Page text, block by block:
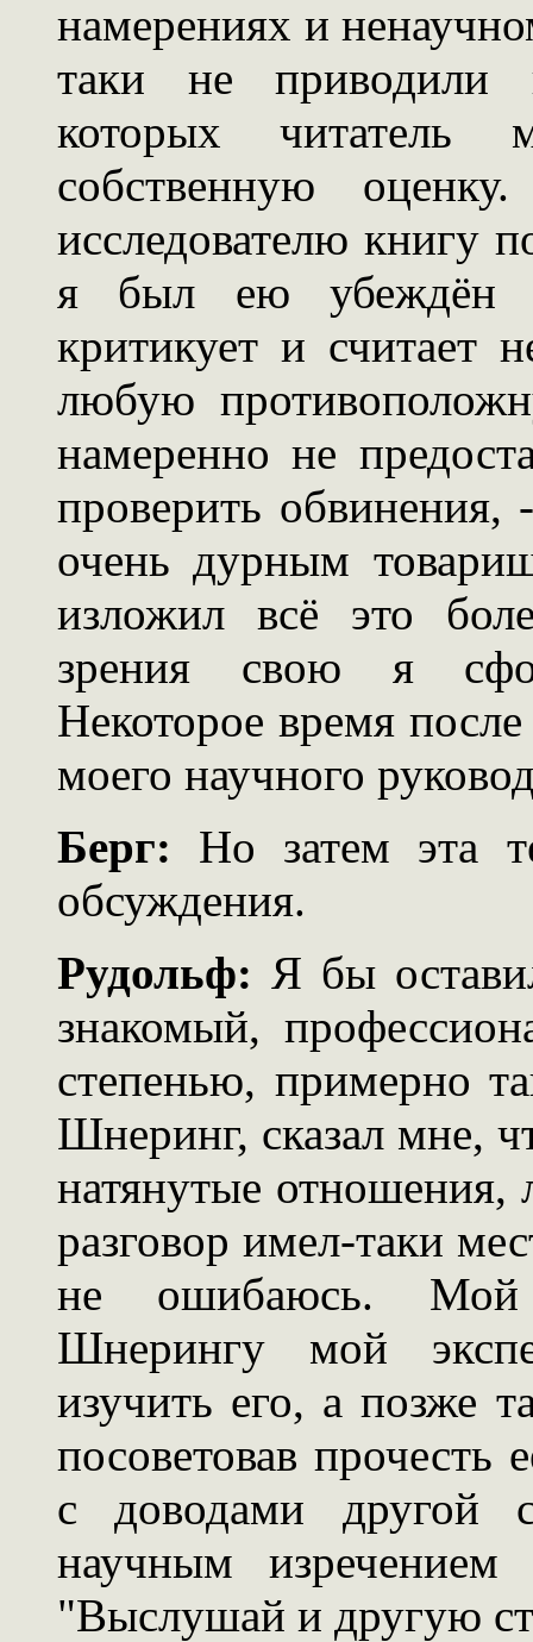
намерениях и
таки не приводили
которых
собственную
исследователю книгу
я был ею убеждён -
критикует и считает
любую
намеренно не
проверить обвинения,
очень дурным
изложил всё это
зрения свою я
Некоторое время
моего научного
Берг: Но затем эта
обсуждения.
Рудольф: Я бы
знакомый,
степенью, примерно
Шнеринг, сказал мне,
натянутые отношения,
разговор имел-таки
не ошибаюсь. Мой
Шнерингу мой
изучить его, а позже
посоветовав
с доводами другой
научным
"Выслушай и другую